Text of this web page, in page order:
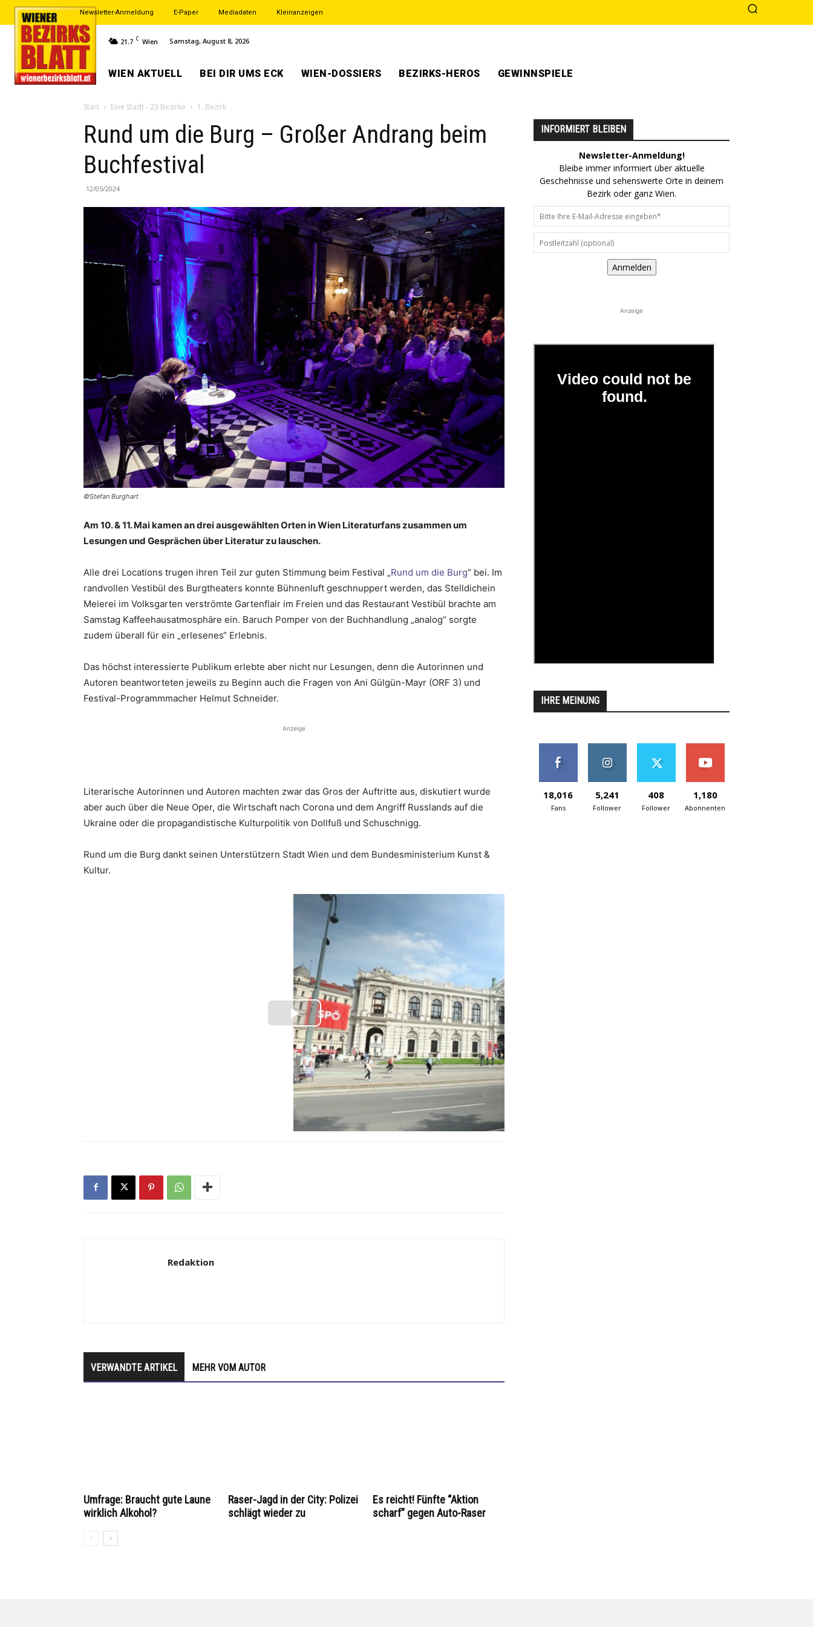
Newsletter-Anmeldung E-Paper Mediadaten Kleinanzeigen
21.7 C Wien Samstag, August 8, 2026
WIEN AKTUELL BEI DIR UMS ECK WIEN-DOSSIERS BEZIRKS-HEROS GEWINNSPIELE
Start Eine Stadt - 23 Bezirke 1. Bezirk
Rund um die Burg – Großer Andrang beim
Buchfestival
12/05/2024
©Stefan Burghart
Am 10. & 11. Mai kamen an drei ausgewählten Orten in Wien Literaturfans zusammen um
Lesungen und Gesprächen über Literatur zu lauschen.
Alle drei Locations trugen ihren Teil zur guten Stimmung beim Festival „Rund um die Burg“ bei. Im
randvollen Vestibül des Burgtheaters konnte Bühnenluft geschnuppert werden, das Stelldichein
Meierei im Volksgarten verströmte Gartenflair im Freien und das Restaurant Vestibül brachte am
Samstag Kaffeehausatmosphäre ein. Baruch Pomper von der Buchhandlung „analog“ sorgte
zudem überall für ein „erlesenes“ Erlebnis.
Das höchst interessierte Publikum erlebte aber nicht nur Lesungen, denn die Autorinnen und
Autoren beantworteten jeweils zu Beginn auch die Fragen von Ani Gülgün-Mayr (ORF 3) und
Festival-Programmmacher Helmut Schneider.
Anzeige
Literarische Autorinnen und Autoren machten zwar das Gros der Auftritte aus, diskutiert wurde
aber auch über die Neue Oper, die Wirtschaft nach Corona und dem Angriff Russlands auf die
Ukraine oder die propagandistische Kulturpolitik von Dollfuß und Schuschnigg.
Rund um die Burg dankt seinen Unterstützern Stadt Wien und dem Bundesministerium Kunst &
Kultur.
Redaktion
VERWANDTE ARTIKEL MEHR VOM AUTOR
Umfrage: Braucht gute Laune
wirklich Alkohol?
Raser-Jagd in der City: Polizei
schlägt wieder zu
Es reicht! Fünfte “Aktion
scharf” gegen Auto-Raser
INFORMIERT BLEIBEN
Newsletter-Anmeldung!
Bleibe immer informiert über aktuelle
Geschehnisse und sehenswerte Orte in deinem
Bezirk oder ganz Wien.
Anmelden
Anzeige
IHRE MEINUNG
18,016
Fans
5,241
Follower
408
Follower
1,180
Abonnenten